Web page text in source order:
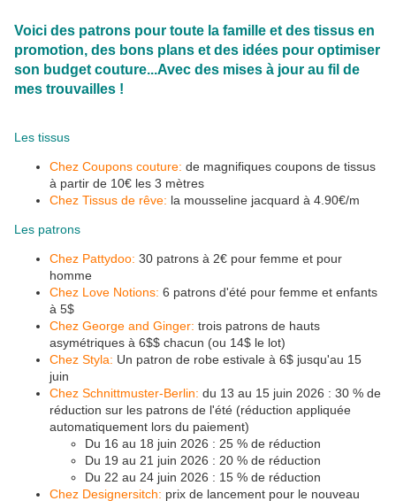
Voici des patrons pour toute la famille et des tissus en
promotion, des bons plans et des idées pour optimiser
son budget couture...Avec des mises à jour au fil de
mes trouvailles !
Les tissus
Chez Coupons couture: de magnifiques coupons de tissus
à partir de 10€ les 3 mètres
Chez Tissus de rêve: la mousseline jacquard à 4.90€/m
Les patrons
Chez Pattydoo: 30 patrons à 2€ pour femme et pour
homme
Chez Love Notions: 6 patrons d'été pour femme et enfants
à 5$
Chez George and Ginger: trois patrons de hauts
asymétriques à 6$$ chacun (ou 14$ le lot)
Chez Styla: Un patron de robe estivale à 6$ jusqu'au 15
juin
Chez Schnittmuster-Berlin: du 13 au 15 juin 2026 : 30 % de
réduction sur les patrons de l'été (réduction appliquée
automatiquement lors du paiement)
Du 16 au 18 juin 2026 : 25 % de réduction
Du 19 au 21 juin 2026 : 20 % de réduction
Du 22 au 24 juin 2026 : 15 % de réduction
Chez Designersitch: prix de lancement pour le nouveau